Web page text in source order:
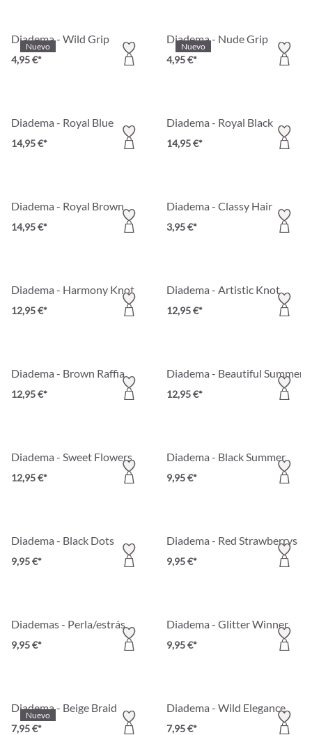
Nuevo
Diadema - Wild Grip
4,95 €*
Nuevo
Diadema - Nude Grip
4,95 €*
Diadema - Royal Blue
14,95 €*
Diadema - Royal Black
14,95 €*
Diadema - Royal Brown
14,95 €*
Diadema - Classy Hair
3,95 €*
Diadema - Harmony Knot
12,95 €*
Diadema - Artistic Knot
12,95 €*
Diadema - Brown Raffia
12,95 €*
Diadema - Beautiful Summer
12,95 €*
Diadema - Sweet Flowers
12,95 €*
Diadema - Black Summer
9,95 €*
Diadema - Black Dots
9,95 €*
Diadema - Red Strawberrys
9,95 €*
Diademas - Perla/estrás
9,95 €*
Diadema - Glitter Winner
9,95 €*
Nuevo
Diadema - Beige Braid
7,95 €*
Diadema - Wild Elegance
7,95 €*